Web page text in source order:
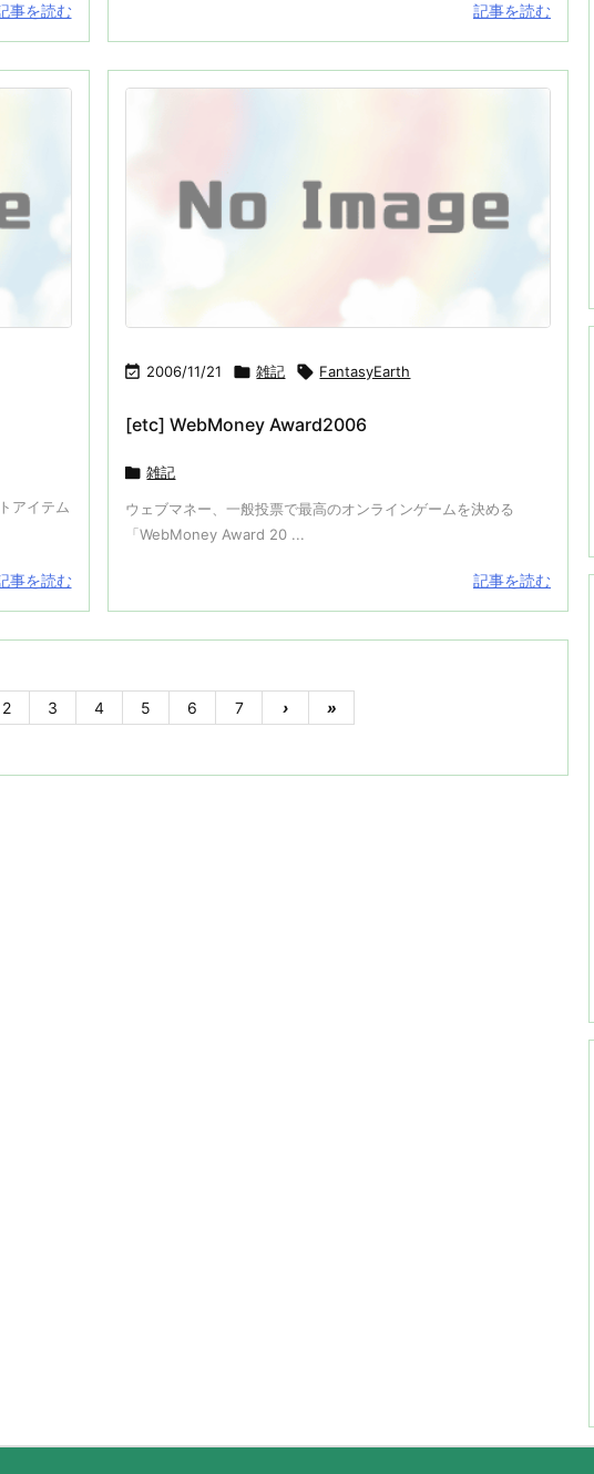
事を読む 記事を読む
アイテム
事を読む
 2006/11/21  雑記  FantasyEarth
[etc] WebMoney Award2006
 雑記
ウェブマネー、一般投票で最高のオンラインゲームを決める
「WebMoney Award 20 ...
記事を読む
2 3 4 5 6 7 › »